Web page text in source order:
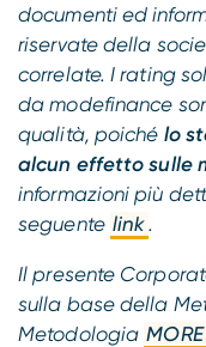
documenti ed
riservate della
correlate. I rating
da modefinance
qualità, poiché lo
alcun effetto sulle
informazioni più
seguente link.
Il presente
sulla base della
Metodologia